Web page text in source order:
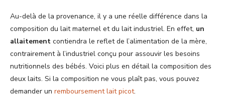
Au-delà de la provenance, il y a une réelle différence dans la
composition du lait maternel et du lait industriel. En effet, un
allaitement contiendra le reflet de l’alimentation de la mère,
contrairement à l’industriel conçu pour assouvir les besoins
nutritionnels des bébés. Voici plus en détail la composition des
deux laits. Si la composition ne vous plaît pas, vous pouvez
demander un remboursement lait picot.